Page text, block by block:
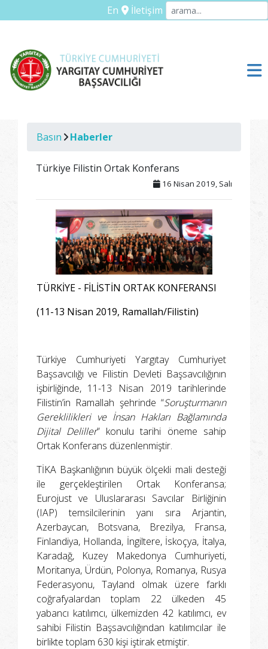
En İletişim
Basın Haberler
Türkiye Filistin Ortak Konferans
16 Nisan 2019, Salı
TÜRKİYE - FİLİSTİN ORTAK KONFERANSI
(11-13 Nisan 2019, Ramallah/Filistin)
Türkiye Cumhuriyeti Yargıtay Cumhuriyet
Başsavcılığı ve Filistin Devleti Başsavcılığının
işbirliğinde, 11-13 Nisan 2019 tarihlerinde
Filistin’in Ramallah şehrinde “Soruşturmanın
Gereklilikleri ve İnsan Hakları Bağlamında
Dijital Deliller” konulu tarihi öneme sahip
Ortak Konferans düzenlenmiştir.
TİKA Başkanlığının büyük ölçekli mali desteği
ile gerçekleştirilen Ortak Konferansa;
Eurojust ve Uluslararası Savcılar Birliğinin
(IAP) temsilcilerinin yanı sıra Arjantin,
Azerbaycan, Botsvana, Brezilya, Fransa,
Finlandiya, Hollanda, İngiltere, İskoçya, İtalya,
Karadağ, Kuzey Makedonya Cumhuriyeti,
Moritanya, Ürdün, Polonya, Romanya, Rusya
Federasyonu, Tayland olmak üzere farklı
coğrafyalardan toplam 22 ülkeden 45
yabancı katılımcı, ülkemizden 42 katılımcı, ev
sahibi Filistin Başsavcılığından katılımcılar ile
birlikte toplam 630 kişi iştirak etmiştir.